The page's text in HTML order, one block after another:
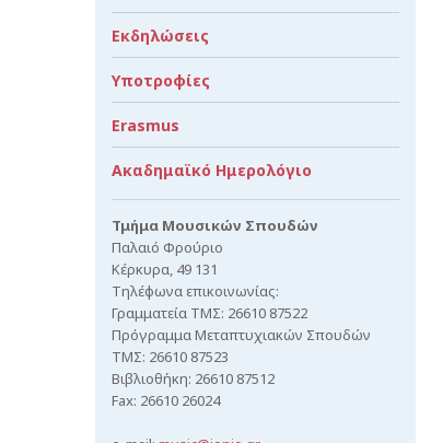
Εκδηλώσεις
Υποτροφίες
Erasmus
Ακαδημαϊκό Ημερολόγιο
Τμήμα Μουσικών Σπουδών
Παλαιό Φρούριο
Κέρκυρα, 49 131
Τηλέφωνα επικοινωνίας:
Γραμματεία ΤΜΣ: 26610 87522
Πρόγραμμα Μεταπτυχιακών Σπουδών
ΤΜΣ: 26610 87523
Βιβλιοθήκη: 26610 87512
Fax: 26610 26024